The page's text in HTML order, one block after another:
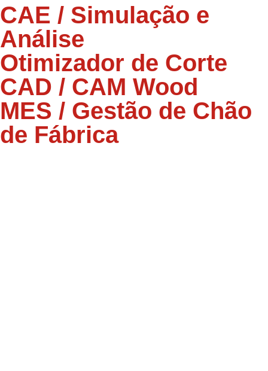
CAE / Simulação e
Análise
Otimizador de Corte
CAD / CAM Wood
MES / Gestão de Chão
de Fábrica